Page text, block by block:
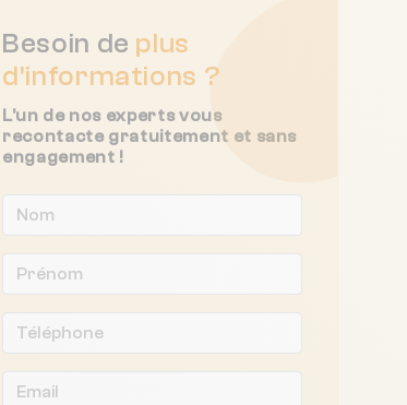
Besoin de plus
d'informations ?
L'un de nos experts vous
recontacte gratuitement et sans
engagement !